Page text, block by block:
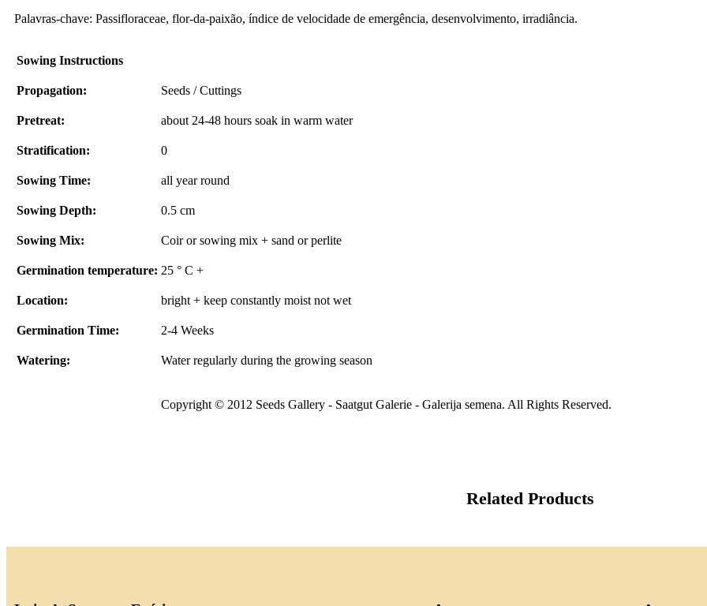
Palavras-chave: Passifloraceae, flor-da-paixão, índice de velocidade de emergência, desenvolvimento, irradiância.
Sowing Instructions
Propagation: Seeds / Cuttings
Pretreat: about 24-48 hours soak in warm water
Stratification: 0
Sowing Time: all year round
Sowing Depth: 0.5 cm
Sowing Mix: Coir or sowing mix + sand or perlite
Germination temperature: 25 ° C +
Location: bright + keep constantly moist not wet
Germination Time: 2-4 Weeks
Watering: Water regularly during the growing season
Copyright © 2012 Seeds Gallery - Saatgut Galerie - Galerija semena. All Rights Reserved.
Related Products